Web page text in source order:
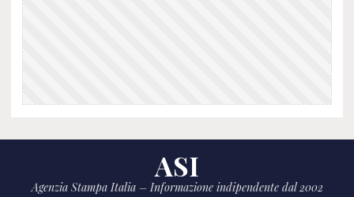
ASI
Agenzia Stampa Italia – Informazione indipendente dal 2002